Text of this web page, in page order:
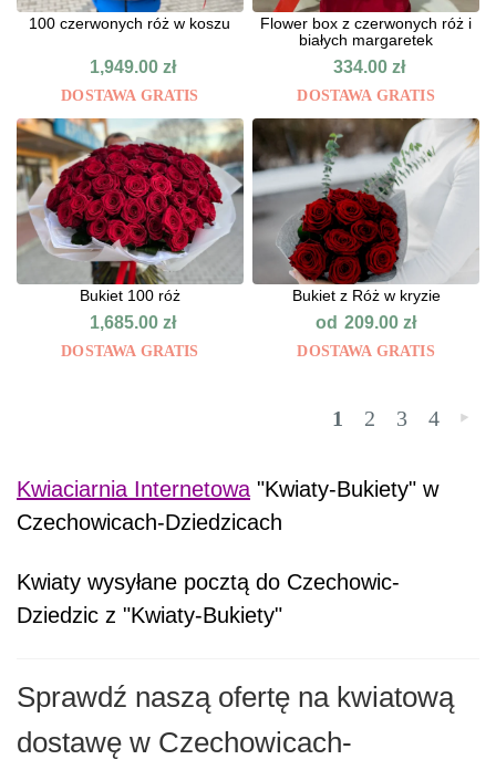
100 czerwonych róż w koszu
1,949.00zł
DOSTAWA GRATIS
Flower box z czerwonych róż i
białych margaretek
334.00zł
DOSTAWA GRATIS
Bukiet 100 róż
1,685.00zł
DOSTAWA GRATIS
Bukiet z Róż w kryzie
od 209.00zł
DOSTAWA GRATIS
1 2 3 4 »
Kwiaciarnia Internetowa"Kwiaty-Bukiety" w
Czechowicach-Dziedzicach
Kwiaty wysyłane pocztą do Czechowic-
Dziedzic z "Kwiaty-Bukiety"
Sprawdź naszą ofertę na kwiatową
dostawę w Czechowicach-